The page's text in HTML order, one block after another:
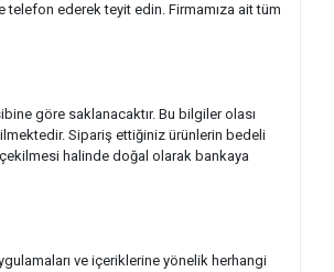
telefon ederek teyit edin. Firmamıza ait tüm
göre saklanacaktır. Bu bilgiler olası
Sipariş ettiğiniz ürünlerin bedeli
çekilmesi halinde doğal olarak bankaya
ve içeriklerine yönelik herhangi